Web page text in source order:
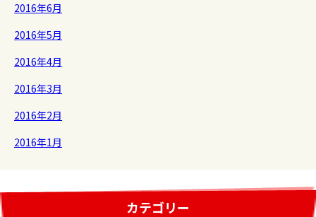
2016年6月
2016年5月
2016年4月
2016年3月
2016年2月
2016年1月
カテゴリー